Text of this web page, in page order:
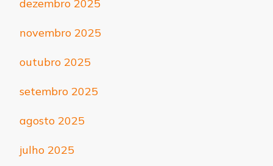
dezembro 2025
novembro 2025
outubro 2025
setembro 2025
agosto 2025
julho 2025